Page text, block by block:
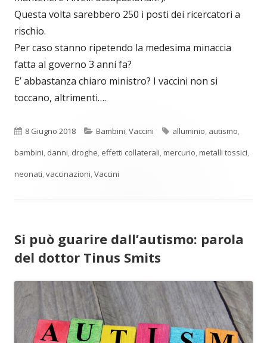
Questa volta sarebbero 250 i posti dei ricercatori a
rischio.
Per caso stanno ripetendo la medesima minaccia
fatta al governo 3 anni fa?
E’ abbastanza chiaro ministro? I vaccini non si
toccano, altrimenti….
Pubblicato
8 Giugno 2018 Categorie
Bambini,Vaccini Tag
alluminio, autismo,
bambini, danni, droghe, effetti collaterali,mercurio,metalli tossici,
neonati,vaccinazioni,Vaccini
Si può guarire dall’autismo: parola
del dottor Tinus Smits